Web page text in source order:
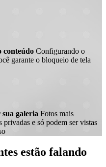
conteúdo Configurando o
garante o bloqueio de tela
sua galeria Fotos mais
privadas e só podem ser vistas
estão falando